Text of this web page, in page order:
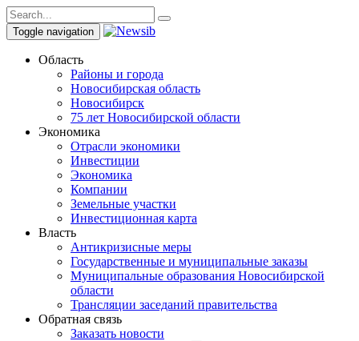
Toggle navigation
Область
Районы и города
Новосибирская область
Новосибирск
75 лет Новосибирской области
Экономика
Отрасли экономики
Инвестиции
Экономика
Компании
Земельные участки
Инвестиционная карта
Власть
Антикризисные меры
Государственные и муниципальные заказы
Муниципальные образования Новосибирской
области
Трансляции заседаний правительства
Обратная связь
Заказать новости